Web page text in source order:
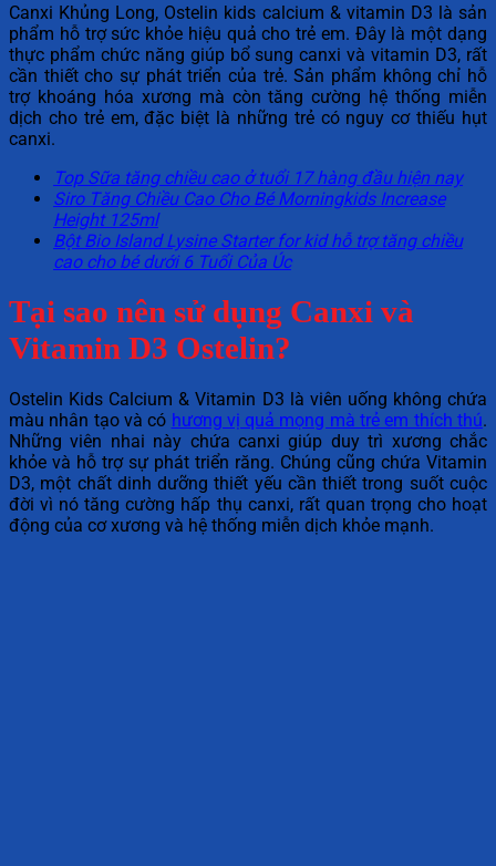
Canxi Khủng Long, Ostelin kids calcium & vitamin D3 là sản
phẩm hỗ trợ sức khỏe hiệu quả cho trẻ em. Đây là một dạng
thực phẩm chức năng giúp bổ sung canxi và vitamin D3, rất
cần thiết cho sự phát triển của trẻ. Sản phẩm không chỉ hỗ
trợ khoáng hóa xương mà còn tăng cường hệ thống miễn
dịch cho trẻ em, đặc biệt là những trẻ có nguy cơ thiếu hụt
canxi.
Top Sữa tăng chiều cao ở tuổi 17 hàng đầu hiện nay
Siro Tăng Chiều Cao Cho Bé Morningkids Increase
Height 125ml
Bột Bio Island Lysine Starter for kid hỗ trợ tăng chiều
cao cho bé dưới 6 Tuổi Của Úc
Tại sao nên sử dụng Canxi và
Vitamin D3 Ostelin?
Ostelin Kids Calcium & Vitamin D3 là viên uống không chứa
màu nhân tạo và có hương vị quả mọng mà trẻ em thích thú.
Những viên nhai này chứa canxi giúp duy trì xương chắc
khỏe và hỗ trợ sự phát triển răng. Chúng cũng chứa Vitamin
D3, một chất dinh dưỡng thiết yếu cần thiết trong suốt cuộc
đời vì nó tăng cường hấp thụ canxi, rất quan trọng cho hoạt
động của cơ xương và hệ thống miễn dịch khỏe mạnh.